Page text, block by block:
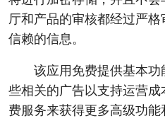
厅和产品的审核都经过严
信赖的信息。
该应用免费提供基本
些相关的广告以支持运营
费服务来获得更多高级功能